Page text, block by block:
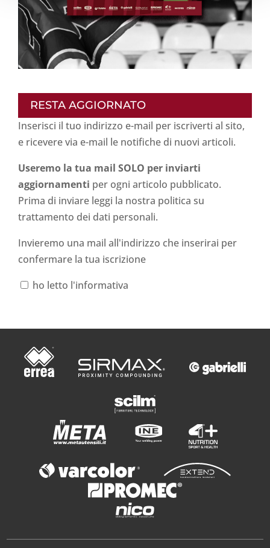
RESTA AGGIORNATO
Inserisci il tuo indirizzo e-mail per iscriverti al sito,
e ricevere via e-mail le notifiche di nuovi articoli.
Useremo la tua mail SOLO per inviarti
aggiornamenti per ogni articolo pubblicato.
Prima di inviare leggi la nostra politica su
trattamento dei dati personali.
Invieremo una mail all'indirizzo che inserirai per
confermare la tua iscrizione
ho letto l'informativa